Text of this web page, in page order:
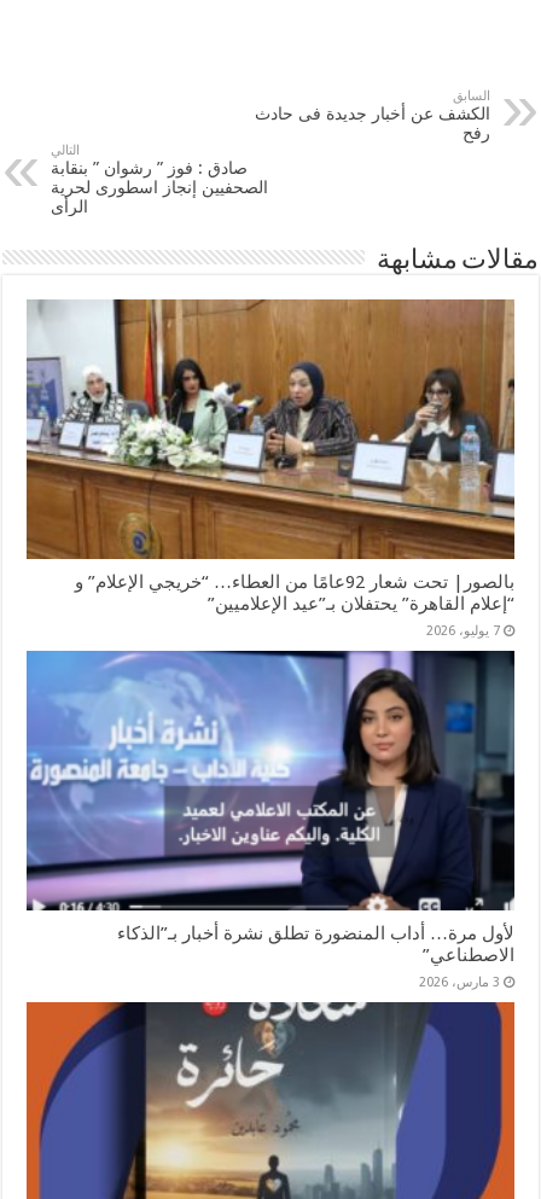
السابق
الكشف عن أخبار جديدة فى حادث
رفح
التالي
صادق : فوز ” رشوان ” بنقابة
الصحفيين إنجاز اسطورى لحرية
الرأى
مقالات مشابهة
بالصور| تحت شعار 92عامًا من العطاء… “خريجي الإعلام” و
“إعلام القاهرة” يحتفلان بـ”عيد الإعلاميين”
7 يوليو، 2026
لأول مرة… أداب المنضورة تطلق نشرة أخبار بـ”الذكاء
الاصطناعي”
3 مارس، 2026